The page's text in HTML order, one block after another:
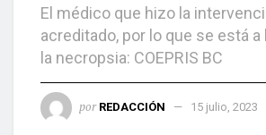
El médico que hizo la
acreditado, por lo que se está a
la necropsia: COEPRIS BC
por REDACCIÓN 15 julio, 2023